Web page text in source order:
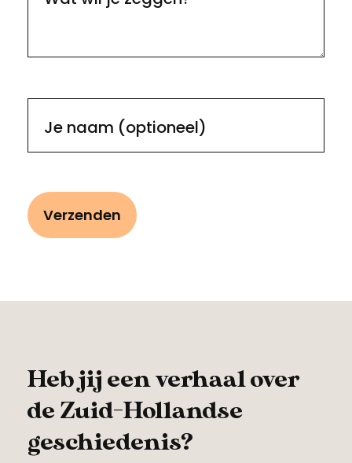
Je naam (optioneel)
Heb jij een verhaal over
de Zuid-Hollandse
geschiedenis?